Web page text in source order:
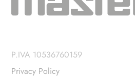
P.IVA 10536760159
Privacy Policy